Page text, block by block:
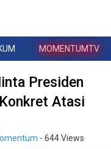
MOMENTUMTV
Presiden
Atasi
- 644 Views